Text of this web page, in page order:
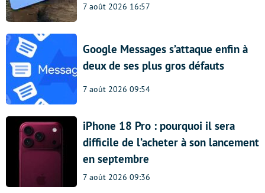
7 août 2026 16:57
Google Messages s’attaque enfin à
deux de ses plus gros défauts
7 août 2026 09:54
iPhone 18 Pro : pourquoi il sera
difficile de l’acheter à son lancement
en septembre
7 août 2026 09:36